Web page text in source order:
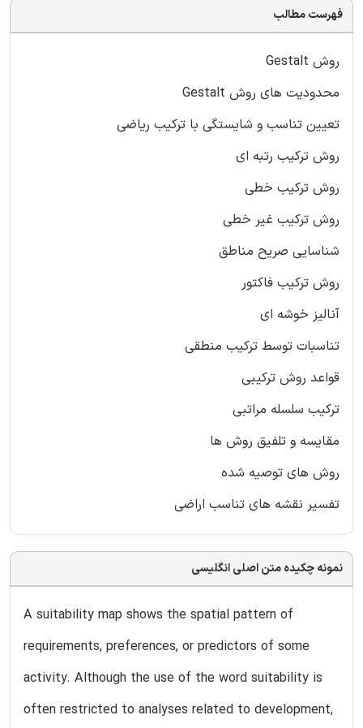
فهرست مطالب
روش Gestalt
محدودیت های روش Gestalt
تعیین تناسب و شایستگی با ترکیب ریاضی
روش ترکیب رتبه ای
روش ترکیب خطی
روش ترکیب غیر خطی
شناسایی صریح مناطق
روش ترکیب فاکتور
آنالیز خوشه ای
تناسبات توسط ترکیب منطقی
قواعد روش ترکیبی
ترکیب سلسله مراتبی
مقایسه و تلفیق روش ها
روش های توصیه شده
تفسیر نقشه های تناسب اراضی
نمونه چکیده متن اصلی انگلیسی
A suitability map shows the spatial pattern of
requirements, preferences, or predictors of some
activity. Although the use of the word suitability is
often restricted to analyses related to development,